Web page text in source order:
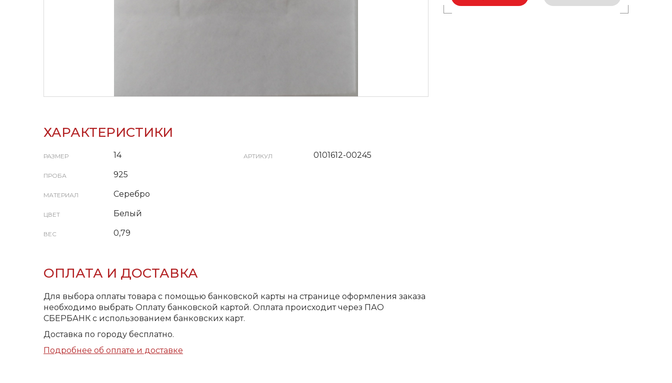
ХАРАКТЕРИСТИКИ
РАЗМЕР 14
ПРОБА 925
МАТЕРИАЛ Серебро
ЦВЕТ Белый
ВЕС 0,79
АРТИКУЛ 0101612-00245
ОПЛАТА И ДОСТАВКА
Для выбора оплаты товара с помощью банковской карты на странице оформления заказа
необходимо выбрать Оплату банковской картой. Оплата происходит через ПАО
СБЕРБАНК с использованием банковских карт.
Доставка по городу бесплатно.
Подробнее об оплате и доставке